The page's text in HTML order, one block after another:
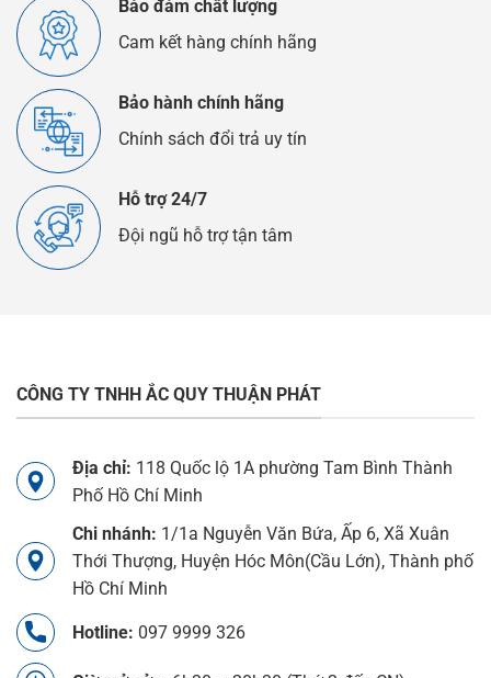
Bảo đảm chất lượng
Cam kết hàng chính hãng
Bảo hành chính hãng
Chính sách đổi trả uy tín
Hỗ trợ 24/7
Đội ngũ hỗ trợ tận tâm
CÔNG TY TNHH ẮC QUY THUẬN PHÁT
Địa chỉ: 118 Quốc lộ 1A phường Tam Bình Thành
Phố Hồ Chí Minh
Chi nhánh: 1/1a Nguyễn Văn Bứa, Ấp 6, Xã Xuân
Thới Thượng, Huyện Hóc Môn(Cầu Lớn), Thành phố
Hồ Chí Minh
Hotline: 097 9999 326